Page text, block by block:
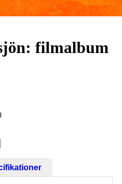
filmalbum